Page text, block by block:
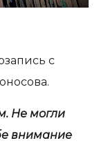
с
Не могли
внимание